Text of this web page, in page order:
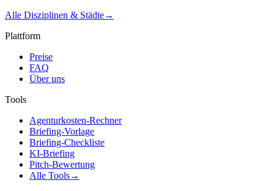
Alle Disziplinen & Städte→
Plattform
Preise
FAQ
Über uns
Tools
Agenturkosten-Rechner
Briefing-Vorlage
Briefing-Checkliste
KI-Briefing
Pitch-Bewertung
Alle Tools→